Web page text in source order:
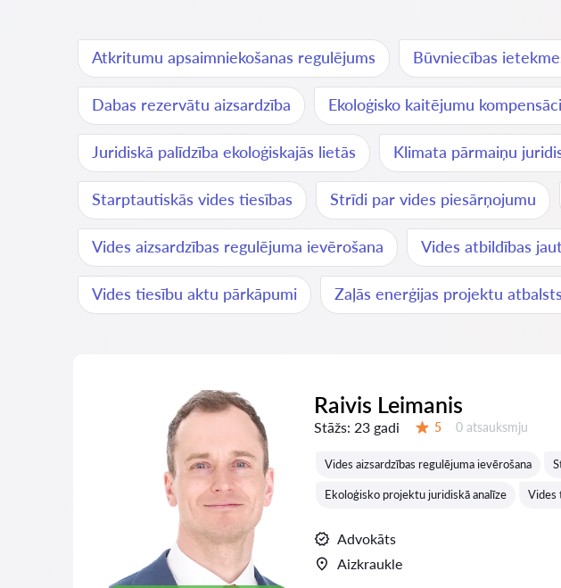
Atkritumu apsaimniekošanas regulējums Būvniecības
Dabas rezervātu aizsardzība Ekoloģisko kaitējumu
Juridiskā palīdzība ekoloģiskajās lietās Klimata pārmaiņu
Starptautiskās vides tiesības Strīdi par vides piesārņojumu
Vides aizsardzības regulējuma ievērošana Vides atbildības
Vides tiesību aktu pārkāpumi Zaļās enerģijas projektu atbalsts
Raivis Leimanis
Stāžs: 23 gadi 5 Atsauksmes:
0 atsauksmju
Vides aizsardzības regulējuma ievērošana
Ekoloģisko projektu juridiskā analīze Vides
Advokāts
Aizkraukle